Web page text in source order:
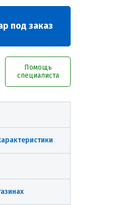
под заказ
Помощь
специалиста